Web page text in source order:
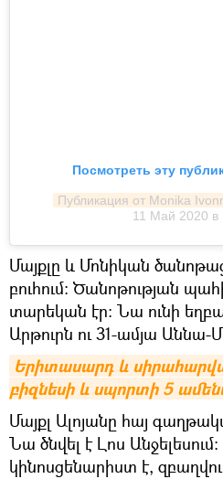
Посмотреть эту
Публикация от Monika
11 Май 2020 в
Մայքլը և Մոնիկան
բուհում։ Ծանոթության
տարեկան էր։ Նա ունի
Արթուրն ու 31-ամյա Աննա-
Երիտասարդ և
բիզնեսի և սպորտի 5
Մայքլ Ալոյանը հայ
Նա ծնվել է Լոս
կինոսցենարիստ է,